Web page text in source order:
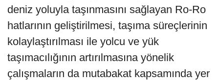
deniz yoluyla taşınmasını sağlayan Ro-Ro
hatlarının geliştirilmesi, taşıma süreçlerinin
kolaylaştırılması ile yolcu ve yük
taşımacılığının artırılmasına yönelik
çalışmaların da mutabakat kapsamında yer